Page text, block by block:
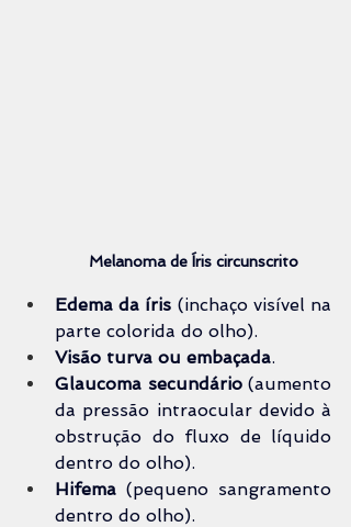
Melanoma de Íris circunscrito
Edema da íris (inchaço visível na
parte colorida do olho).
Visão turva ou embaçada.
Glaucoma secundário (aumento
da pressão intraocular devido à
obstrução do fluxo de líquido
dentro do olho).
Hifema (pequeno sangramento
dentro do olho).